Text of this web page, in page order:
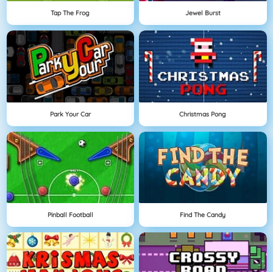
Tap The Frog Jewel Burst
Park Your Car Christmas Pong
Pinball Football Find The Candy